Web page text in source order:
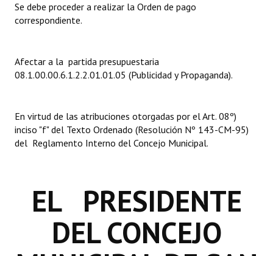
Actas de Audiencias Públicas
Comunicaciones
Resoluciones
Resoluciones de Presidencia
Antiguos Pobladores
Registros y Distinciones
Se debe proceder a realizar la Orden de pago
correspondiente.
Afectar a la partida presupuestaria
08.1.00.00.6.1.2.2.01.01.05 (Publicidad y Propaganda).
En virtud de las atribuciones otorgadas por el Art. 08º)
inciso "f" del Texto Ordenado (Resolución Nº 143-CM-95)
del Reglamento Interno del Concejo Municipal.
EL PRESIDENTE
DEL CONCEJO